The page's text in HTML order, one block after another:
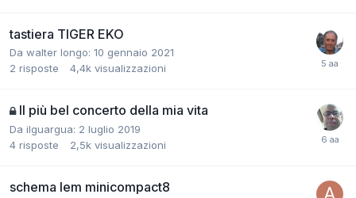
tastiera TIGER EKO
Da walter longo: 10 gennaio 2021
2 risposte 4,4k visualizzazioni
Il più bel concerto della mia vita
Da ilguargua: 2 luglio 2019
4 risposte 2,5k visualizzazioni
schema lem minicompact8